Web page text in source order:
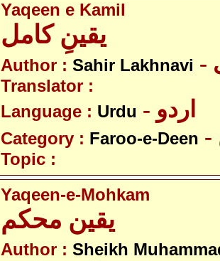
Yaqeen e Kamil
یقینِ کامل
Author : Sahir Lakhnavi
Translator :
Language : Urdu - اردو
Category : Faroo-e-Deen
Topic :
Yaqeen-e-Mohkam
یقین محکم
Author : Sheikh